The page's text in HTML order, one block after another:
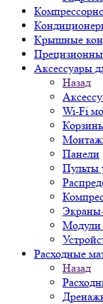
Крышные
Аксессуары
Назад
Wi-Fi
Панели
Пульты
Модули
Расходные
Назад